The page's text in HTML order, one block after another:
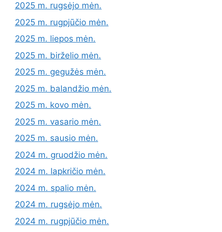
2025 m. rugsėjo mėn.
2025 m. rugpjūčio mėn.
2025 m. liepos mėn.
2025 m. birželio mėn.
2025 m. gegužės mėn.
2025 m. balandžio mėn.
2025 m. kovo mėn.
2025 m. vasario mėn.
2025 m. sausio mėn.
2024 m. gruodžio mėn.
2024 m. lapkričio mėn.
2024 m. spalio mėn.
2024 m. rugsėjo mėn.
2024 m. rugpjūčio mėn.